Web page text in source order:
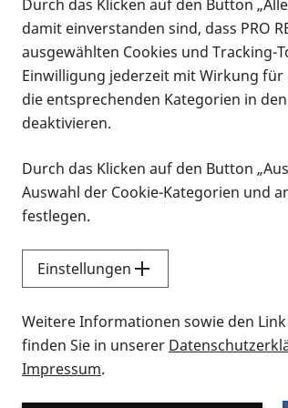
Infomaterial
Infomaterial
Vorlesen
Alle
Sie möchten
Durch das Klicken auf den Button
damit einverstanden sind, dass PRO
ausgewählten Cookies und Tracking-
Einwilligung jederzeit mit Wirkung
die entsprechenden Kategorien in
deaktivieren.
Durch das Klicken auf den Button
Auswahl der Cookie-Kategorien und
festlegen.
Einstellungen
Weitere Informationen sowie den
finden Sie in unserer
Impressum.